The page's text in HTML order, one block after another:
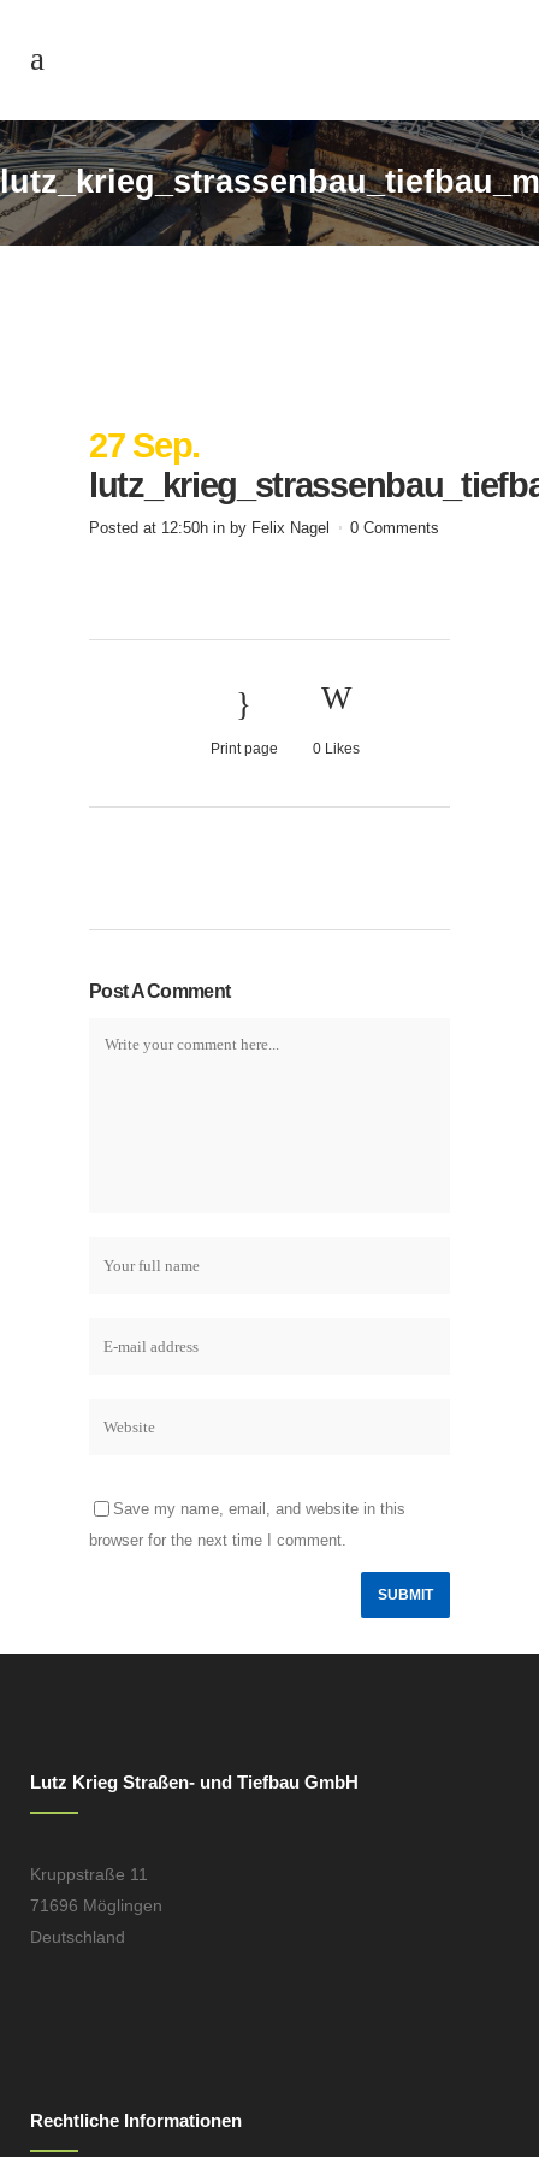
27 Sep.
Posted at 12:50h in by Felix Nagel 0 Comments
Print page 0Likes
Post A Comment
Save my name, email, and website in this
browser for the next time I comment.
Lutz Krieg Straßen- und Tiefbau GmbH
Kruppstraße 11
71696 Möglingen
Deutschland
Rechtliche Informationen